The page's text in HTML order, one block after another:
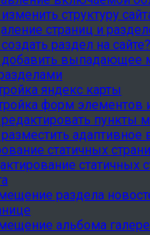
структуру
страниц и
раздел на сайте?
добавить выпадающее
яндекс карты
форм элементов
пункты
адаптивное
статичных
статичных
раздела
альбома